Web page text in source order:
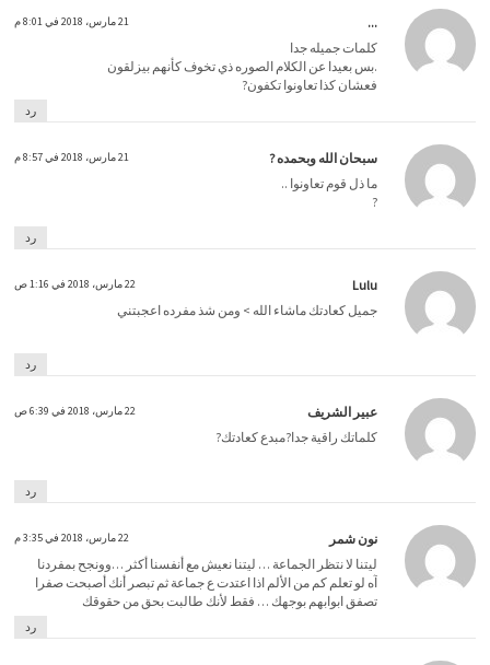
... 21 مارس، 2018 في 8:01 م
كلمات جميله جدا
.بس بعيدا عن الكلام الصوره ذي تخوف كأنهم بيزلقون
فعشان كذا تعاونوا تكفون?
رد
سبحان الله وبحمده ? 21 مارس، 2018 في 8:57 م
ما ذل قوم تعاونوا ..
?
رد
Lulu 22 مارس، 2018 في 1:16 ص
جميل كعادتك ماشاء الله > ومن شذ مفرده اعجبتني
رد
عبير الشريف 22 مارس، 2018 في 6:39 ص
كلماتك راقية جدا?مبدع كعادتك?
رد
نون شمر 22 مارس، 2018 في 3:35 م
ليتنا لا نتظر الجماعة … ليتنا نعيش مع أنفسنا أكثر …وونجح بمفردنا
آه لو تعلم كم من الألم اذا اعتدت ع جماعة ثم تبصر أنك أصبحت صفرا
تصفق ابوابهم بوجهك … فقط لأنك طالبت بحق من حقوقك
رد